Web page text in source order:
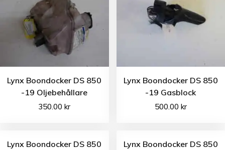
Lynx Boondocker DS 850
-19 Oljebehållare
350.00kr
Lynx Boondocker DS 850
-19 Gasblock
500.00 kr
Lynx Boondocker DS 850
Lynx Boondocker DS 850